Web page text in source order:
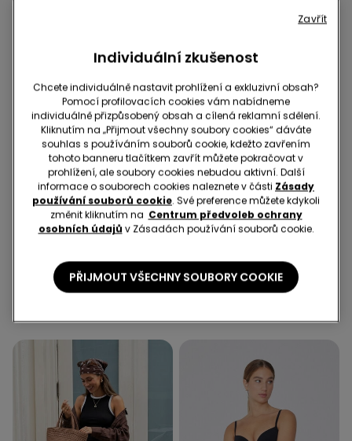
Bavlněné Tričko ve Stylu
Kimona s Manžetami
Legíny Basic s Příměsí
Bavlny
Individuální zkušenost
Chcete individuálně nastavit prohlížení a exkluzivní obsah?
Pomocí profilovacích cookies vám nabídneme
individuálně přizpůsobený obsah a cílená reklamní sdělení.
Kliknutím na „Přijmout všechny soubory cookies“ dáváte
souhlas s používáním souborů cookie, kdežto zavřením
tohoto banneru tlačítkem zavřít můžete pokračovat v
prohlížení, ale soubory cookies nebudou aktivní. Další
informace o souborech cookies naleznete v části Zásady
používání souborů cookie. Své preference můžete kdykoli
změnit kliknutím na Centrum předvoleb ochrany
osobních údajů v Zásadách používání souborů cookie.
PŘIJMOUT VŠECHNY SOUBORY COOKIE
Zavřít